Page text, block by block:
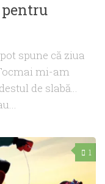
spune că ziua
mi-am
de slabă…
1